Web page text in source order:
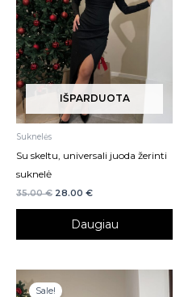
IŠPARDUOTA
Suknelės
Su skeltu, universali juoda žerinti
suknelė
35.00€ 28.00 €
Daugiau
Sale!